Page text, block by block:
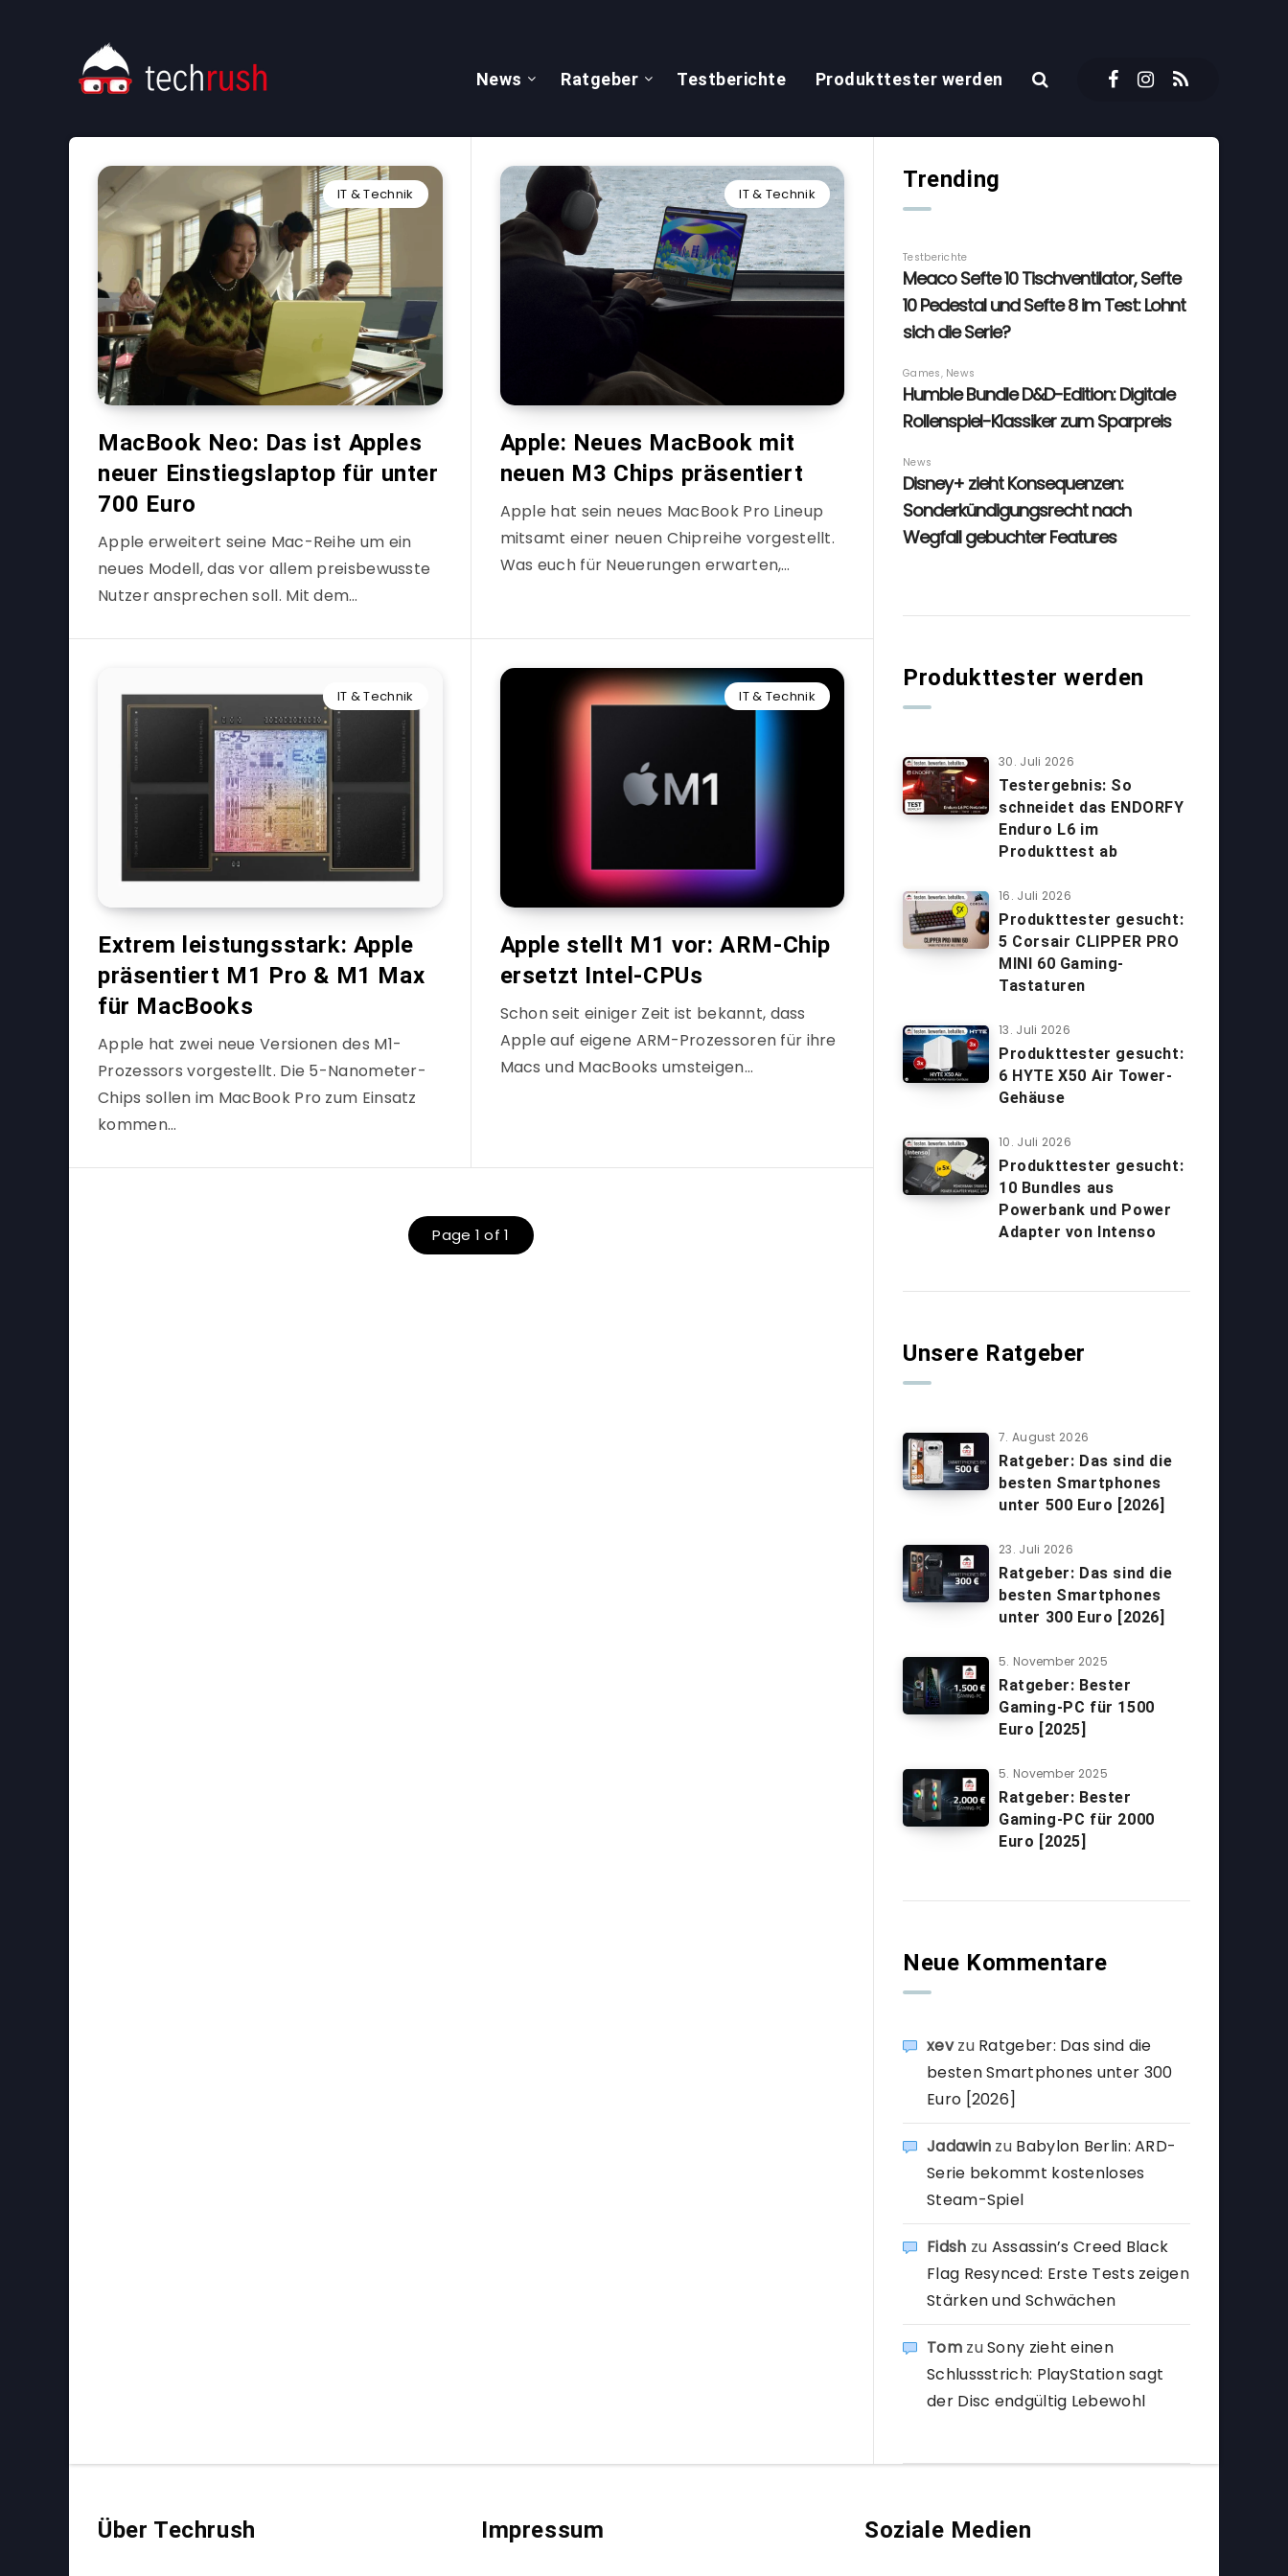
News Ratgeber Testberichte Produkttester werden
IT & Technik
MacBook Neo: Das ist Apples
neuer Einstiegslaptop für unter
700 Euro
Apple erweitert seine Mac-Reihe um ein
neues Modell, das vor allem preisbewusste
Nutzer ansprechen soll. Mit dem…
IT & Technik
Apple: Neues MacBook mit
neuen M3 Chips präsentiert
Apple hat sein neues MacBook Pro Lineup
mitsamt einer neuen Chipreihe vorgestellt.
Was euch für Neuerungen erwarten,…
IT & Technik
Extrem leistungsstark: Apple
präsentiert M1 Pro & M1 Max
für MacBooks
Apple hat zwei neue Versionen des M1-
Prozessors vorgestellt. Die 5-Nanometer-
Chips sollen im MacBook Pro zum Einsatz
kommen…
IT & Technik
Apple stellt M1 vor: ARM-Chip
ersetzt Intel-CPUs
Schon seit einiger Zeit ist bekannt, dass
Apple auf eigene ARM-Prozessoren für ihre
Macs und MacBooks umsteigen…
Page 1 of 1
Trending
Produkttester werden
30. Juli 2026
Testergebnis: So
schneidet das ENDORFY
Enduro L6 im
Produkttest ab
16. Juli 2026
Produkttester gesucht:
5 Corsair CLIPPER PRO
MINI 60 Gaming-
Tastaturen
13. Juli 2026
Produkttester gesucht:
6 HYTE X50 Air Tower-
Gehäuse
10. Juli 2026
Produkttester gesucht:
10 Bundles aus
Powerbank und Power
Adapter von Intenso
Unsere Ratgeber
7. August 2026
Ratgeber: Das sind die
besten Smartphones
unter 500 Euro [2026]
23. Juli 2026
Ratgeber: Das sind die
besten Smartphones
unter 300 Euro [2026]
5. November 2025
Ratgeber: Bester
Gaming-PC für 1500
Euro [2025]
5. November 2025
Ratgeber: Bester
Gaming-PC für 2000
Euro [2025]
Neue Kommentare
xevzu Ratgeber: Das sind die
besten Smartphones unter 300
Euro [2026]
Jadawin zu Babylon Berlin: ARD-
Serie bekommt kostenloses
Steam-Spiel
Fidsh zu Assassin’s Creed Black
Flag Resynced: Erste Tests zeigen
Stärken und Schwächen
TomzuSony zieht einen
Schlussstrich: PlayStation sagt
der Disc endgültig Lebewohl
Über Techrush Impressum Soziale Medien